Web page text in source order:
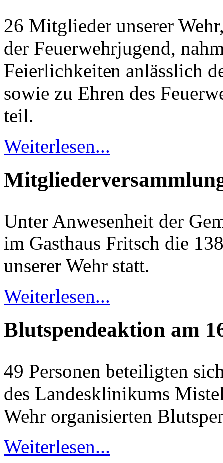
26 Mitglieder un­se­rer
der Feuerwehrjugend,
Feierlichkeiten an­lässlich
sowie zu Ehren des
teil.
Weiterlesen...
Unter Anwesenheit der
im Gasthaus Fritsch die
unserer Wehr statt.
Weiterlesen...
Blutspendeaktion am
49 Personen beteiligten
des Landesklinikums
Wehr organisierten
Weiterlesen...